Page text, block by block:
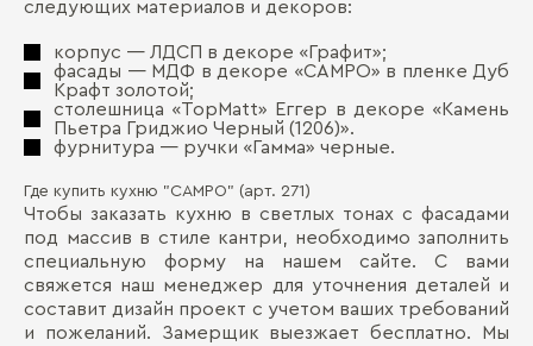
следующих материалов и декоров:
корпус ― ЛДСП в декоре «Графит»;
фасады ― МДФ в декоре «CAMPO» в пленке Дуб
Крафт золотой;
столешница «TopMatt» Еггер в декоре «Камень
Пьетра Гриджио Черный (1206)».
фурнитура ― ручки «Гамма» черные.
Где купить кухню "CAMPO" (арт. 271)
Чтобы заказать кухню в светлых тонах с фасадами
под массив в стиле кантри, необходимо заполнить
специальную форму на нашем сайте. С вами
свяжется наш менеджер для уточнения деталей и
составит дизайн проект с учетом ваших требований
и пожеланий. Замерщик выезжает бесплатно. Мы